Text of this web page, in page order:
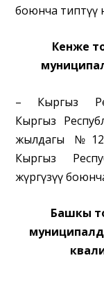
боюнча типтүү
Кенже
– Кыргыз
Кыргыз
жылдагы
Кыргыз
жүргүзүү
Башкы